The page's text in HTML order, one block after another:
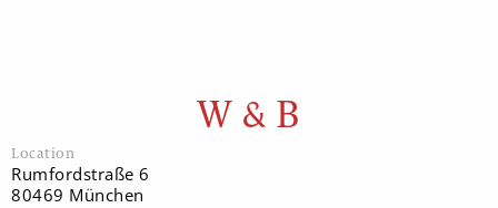
W & B
Location
Rumfordstraße 6
80469 München